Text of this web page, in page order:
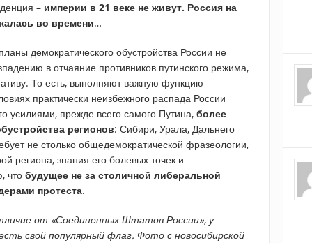
– империи в 21 веке не живут. Россия на
во времени…
демократического обустройства России не
в отчаяние противников путинского режима,
То есть, выполняют важную функцию
практически неизбежного распада России
усилиями, прежде всего самого Путина, более
регионов: Сибири, Урала, Дальнего
не столько общедемократической фразеологии,
региона, знания его болевых точек и
что будущее не за столичной либеральной
протеста.
от «Соединенных Штатов России», у
свой популярный флаг. Фото с новосибирской